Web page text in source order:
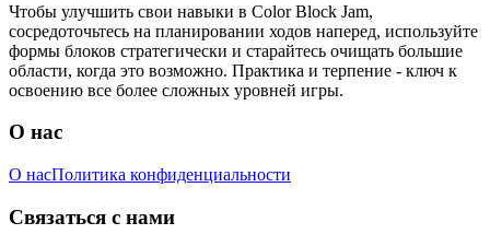
Чтобы улучшить свои навыки в Color Block Jam,
сосредоточьтесь на планировании ходов наперед, используйте
формы блоков стратегически и старайтесь очищать большие
области, когда это возможно. Практика и терпение - ключ к
освоению все более сложных уровней игры.
О нас
О насПолитика конфиденциальности
Связаться с нами